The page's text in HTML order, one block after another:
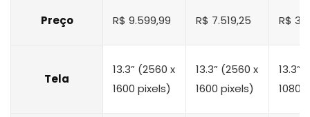
Preço R$ 9.599,99 R$ 7.519,25 R$
Tela
13.3” (2560 x
1600 pixels)
13.3” (2560 x
1600 pixels)
13.3”
1080